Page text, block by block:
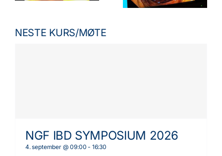
NESTE KURS/MØTE
NGF IBD SYMPOSIUM 2026
4. september @ 09:00 - 16:30